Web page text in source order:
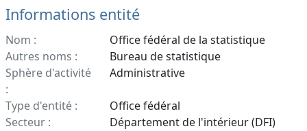
Informations entité
Nom :
Office fédéral de la statistique
Autres noms :
Bureau de statistique
Sphère d'activité
:
Administrative
Type d'entité :
Office fédéral
Secteur :
Département de l'intérieur (DFI)